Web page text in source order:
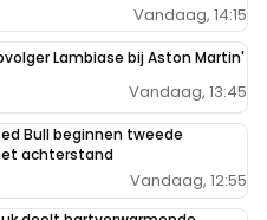
Vandaag, 14:15
Lambiase bij Aston Martin'
Vandaag, 13:45
Bull beginnen tweede
achterstand
Vandaag, 12:55